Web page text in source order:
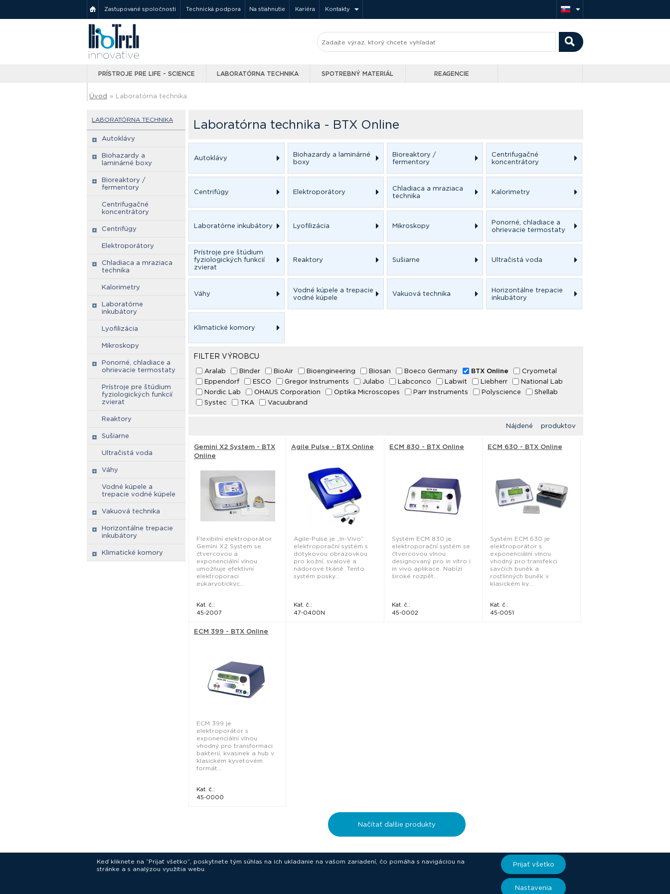
Zastupované spoločnosti Technická podpora Na stiahnutie Kariéra Kontakty
PRÍSTROJE PRE LIFE - SCIENCE LABORATÓRNA TECHNIKA SPOTREBNÝ MATERIÁL REAGENCIE
Úvod » Laboratórna technika
LABORATÓRNA TECHNIKA
Autoklávy
Biohazardy a
laminárné boxy
Bioreaktory /
fermentory
Centrifugačné
koncentrátory
Centrifúgy
Elektroporátory
Chladiaca a mraziaca
technika
Kalorimetry
Laboratórne
inkubátory
Lyofilizácia
Mikroskopy
Ponorné, chladiace a
ohrievacie termostaty
Prístroje pre štúdium
fyziologických funkcií
zvierat
Reaktory
Sušiarne
Ultračistá voda
Váhy
Vodné kúpele a
trepacie vodné kúpele
Vakuová technika
Horizontálne trepacie
inkubátory
Klimatické komory
Laboratórna technika - BTX Online
Autoklávy
Biohazardy a laminárné
boxy
Bioreaktory /
fermentory
Centrifugačné
koncentrátory
Centrifúgy Elektroporátory
Chladiaca a mraziaca
technika
Kalorimetry
Laboratórne inkubátory Lyofilizácia Mikroskopy
Ponorné, chladiace a
ohrievacie termostaty
Prístroje pre štúdium
fyziologických funkcií
zvierat
Reaktory Sušiarne Ultračistá voda
Váhy
Vodné kúpele a trepacie
vodné kúpele
Vakuová technika
Horizontálne trepacie
inkubátory
Klimatické komory
FILTER VÝROBCU
Aralab Binder BioAir Bioengineering Biosan Boeco Germany BTX Online
Cryometal
Eppendorf
ESCO Gregor Instruments Julabo Labconco Labwit Liebherr
National Lab
Nordic Lab
OHAUS Corporation Optika Microscopes Parr Instruments Polyscience
Shellab
Systec
TKA Vacuubrand
Nájdené produktov
Gemini X2 System - BTX
Online
Flexibilní elektroporátor
Gemini X2 System se
čtvercovou a
exponenciální vlnou
umožňuje efektivní
elektroporaci
eukaryotickýc...
Kat. č.:
45-2007
Agile Pulse - BTX Online
Agile-Pulse je „In-Vivo“
elektroporační systém s
dotykovou obrazovkou
pro kožní, svalové a
nádorové tkáně. Tento
systém posky...
Kat. č.:
47-0400N
ECM 830 - BTX Online
Systém ECM 830 je
elektroporační systém se
čtvercovou vlnou
designovaný pro in vitro i
in vivo aplikace. Nabízí
široké rozpět...
Kat. č.:
45-0002
ECM 630 - BTX Online
Systém ECM 630 je
elektroporátor s
exponenciální vlnou
vhodný pro transfekci
savčích buněk a
rostlinných buněk v
klasickém ky...
Kat. č.:
45-0051
ECM 399 - BTX Online
ECM 399 je
elektroporátor s
exponenciální vlnou
vhodný pro transformaci
bakterií, kvasinek a hub v
klasickém kyvetovém
formát...
Kat. č.:
45-0000
Načítať ďalšie produkty
Keď kliknete na “Prijať všetko”, poskytnete tým súhlas na ich ukladanie na vašom zariadení, čo pomáha s navigáciou na
stránke a s analýzou využitia webu.
Prijať všetko
Nastavenia